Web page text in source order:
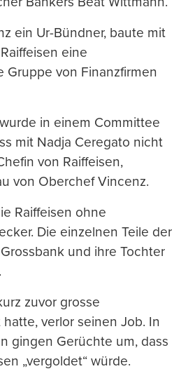
ein Ur-Bündner, baute mit
eine
Gruppe von Finanzfirmen
in einem Committee
mit Nadja Ceregato nicht
von Raiffeisen,
von Oberchef Vincenz.
Raiffeisen ohne
Die einzelnen Teile der
und ihre Tochter
zuvor grosse
verlor seinen Job. In
gingen Gerüchte um, dass
„vergoldet“ würde.